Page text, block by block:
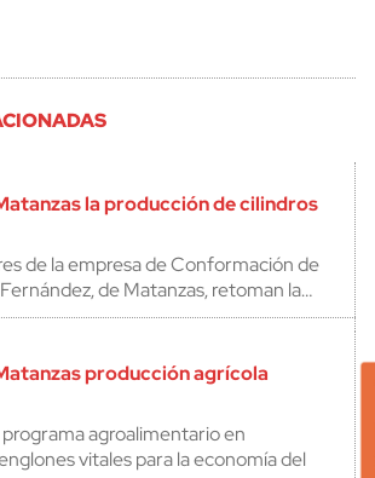
la producción de cilindros
de la empresa de Conformación de
de Matanzas, retoman la…
producción agrícola
agroalimentario en
vitales para la economía del